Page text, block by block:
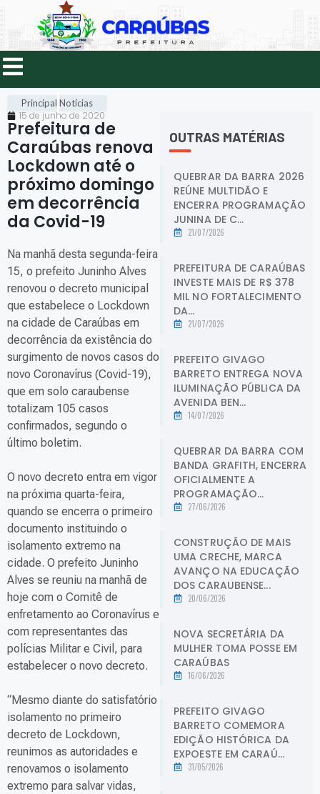
Principal Notícias
15 de junho de 2020
Prefeitura de
Caraúbas renova
Lockdown até o
próximo domingo
em decorrência
da Covid-19
Na manhã desta segunda-feira
15, o prefeito Juninho Alves
renovou o decreto municipal
que estabelece o Lockdown
na cidade de Caraúbas em
decorrência da existência do
surgimento de novos casos do
novo Coronavírus (Covid-19),
que em solo caraubense
totalizam 105 casos
confirmados, segundo o
último boletim.
O novo decreto entra em vigor
na próxima quarta-feira,
quando se encerra o primeiro
documento instituindo o
isolamento extremo na
cidade. O prefeito Juninho
Alves se reuniu na manhã de
hoje com o Comitê de
enfretamento ao Coronavírus e
com representantes das
polícias Militar e Civil, para
estabelecer o novo decreto.
“Mesmo diante do satisfatório
isolamento no primeiro
decreto de Lockdown,
reunimos as autoridades e
renovamos o isolamento
extremo para salvar vidas,
OUTRAS MATÉRIAS
QUEBRAR DA BARRA 2026
REÚNE MULTIDÃO E
ENCERRA PROGRAMAÇÃO
JUNINA DE C...
21/07/2026
PREFEITURA DE CARAÚBAS
INVESTE MAIS DE R$ 378
MIL NO FORTALECIMENTO
DA...
21/07/2026
PREFEITO GIVAGO
BARRETO ENTREGA NOVA
ILUMINAÇÃO PÚBLICA DA
AVENIDA BEN...
14/07/2026
QUEBRAR DA BARRA COM
BANDA GRAFITH, ENCERRA
OFICIALMENTE A
PROGRAMAÇÃO...
27/06/2026
CONSTRUÇÃO DE MAIS
UMA CRECHE, MARCA
AVANÇO NA EDUCAÇÃO
DOS CARAUBENSE...
20/06/2026
NOVA SECRETÁRIA DA
MULHER TOMA POSSE EM
CARAÚBAS
16/06/2026
PREFEITO GIVAGO
BARRETO COMEMORA
EDIÇÃO HISTÓRICA DA
EXPOESTE EM CARAÚ...
31/05/2026